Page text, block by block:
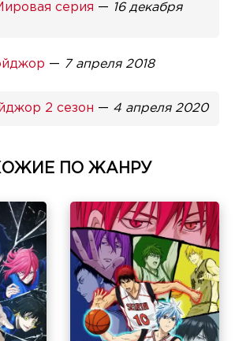
серия — 16 декабря
— 7 апреля 2018
2 сезон — 4 апреля 2020
ПО ЖАНРУ